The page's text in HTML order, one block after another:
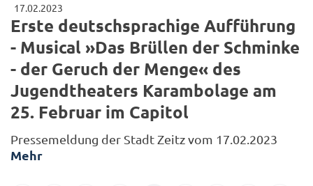
17.02.2023
Erste deutschsprachige Aufführung
- Musical »Das Brüllen der Schminke
- der Geruch der Menge« des
Jugendtheaters Karambolage am
25. Februar im Capitol
Pressemeldung der Stadt Zeitz vom 17.02.2023
Mehr